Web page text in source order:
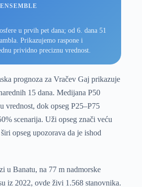
u prvih pet dana; od 6. dana 51
Prikazujemo raspone i
prividno preciznu vrednost.
prognoza za Vračev Gaj prikazuje
15 dana. Medijana P50
vrednost, dok opseg P25–P75
scenarija. Uži opseg znači veću
opseg upozorava da je ishod
u Banatu, na 77 m nadmorske
iz 2022, ovde živi 1.568 stanovnika.